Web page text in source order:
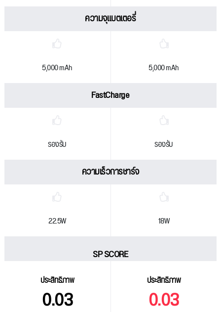
ความจุแบตเตอรี่
5,000 mAh 5,000 mAh
FastCharge
รองรับ รองรับ
ความเร็วการชาร์จ
22.5W 18W
SP SCORE
ประสิทธิภาพ
0.03
ประสิทธิภาพ
0.03